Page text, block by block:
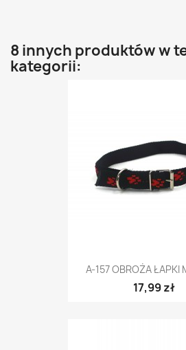
8 innych produktów w
kategorii:
A-157 OBROŻA ŁAPKI
17,99 zł